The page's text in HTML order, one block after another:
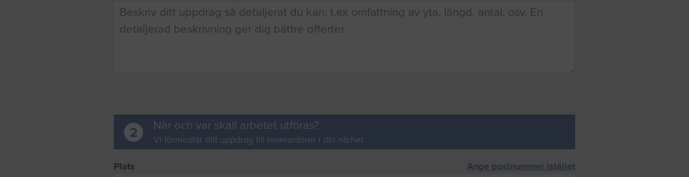
2 När och var skall arbetet utföras?
Vi förmedlar ditt uppdrag till leverantörer i din närhet
Plats Ange postnummer istället